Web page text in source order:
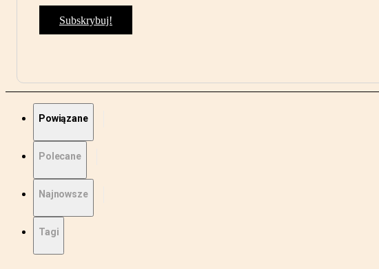
Subskrybuj!
Powiązane
Polecane
Najnowsze
Tagi